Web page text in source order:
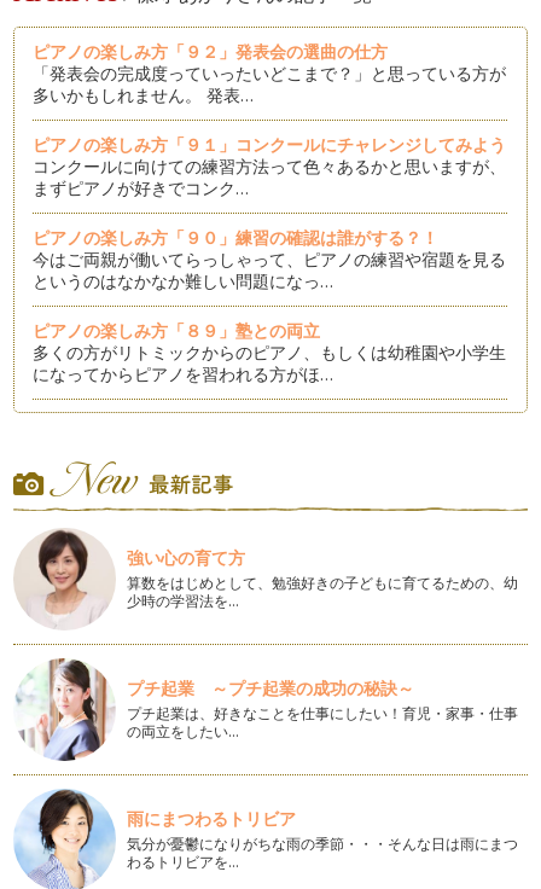
ピアノの楽しみ方「９２」発表会の選曲の仕方
「発表会の完成度っていったいどこまで？」と思っている方が
多いかもしれません。 発表…
ピアノの楽しみ方「９１」コンクールにチャレンジしてみよう
コンクールに向けての練習方法って色々あるかと思いますが、
まずピアノが好きでコンク…
ピアノの楽しみ方「９０」練習の確認は誰がする？！
今はご両親が働いてらっしゃって、ピアノの練習や宿題を見る
というのはなかなか難しい問題になっ…
ピアノの楽しみ方「８９」塾との両立
多くの方がリトミックからのピアノ、もしくは幼稚園や小学生
になってからピアノを習われる方がほ…
楽教育」も急速に変化しています。 …
ピアノの楽しみ方「８７」練習の導き
「我が子が練習しない」これは、ピアノレッスン受講者の親な
ら良く言う話なのかもしれません。 …
ピアノの楽しみ方「８６」練習に寄り添う心得５カ条
ピアノをお子様にさせて「ピアノを習っているけど全然家で練
習しないの、続けさせるか迷う」とい…
ピアノの楽しみ方「８５」ピアノの練習量はどれくらい？！
「ピアノってどれくらい練習してからレッスンに伺うものなん
だろう？」と悩むお母さんは多いです…
ピアノの楽しみ方「８4」マナーを学ぼう
赤ちゃん時期が終わり、いよいよ、入園！っとなった時に、母
親というのは、嬉しい反面、子供の成…
強い心の育て方
算数をはじめとして、勉強好きの子どもに育てるための、幼
少時の学習法を…
プチ起業 ～プチ起業の成功の秘訣～
プチ起業は、好きなことを仕事にしたい！育児・家事・仕事
の両立をしたい…
雨にまつわるトリビア
気分が憂鬱になりがちな雨の季節・・・そんな日は雨にまつ
わるトリビアを…